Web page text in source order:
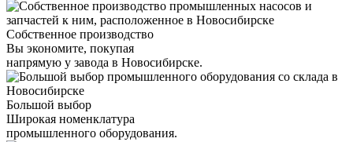
Собственное производство
Вы экономите, покупая
напрямую у завода в Новосибирске.
Большой выбор
Широкая номенклатура
промышленного оборудования.